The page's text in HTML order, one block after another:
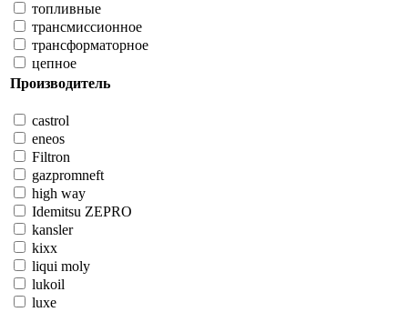
топливные
трансмиссионное
трансформаторное
цепное
Производитель
castrol
eneos
Filtron
gazpromneft
high way
Idemitsu ZEPRO
kansler
kixx
liqui moly
lukoil
luxe